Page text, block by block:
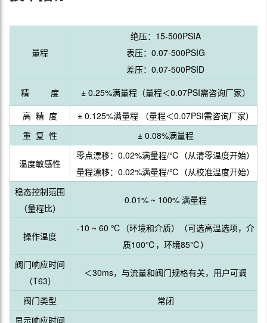
量程
绝压：15-500PSIA
表压：0.07-500PSIG
差压：0.07-500PSID
精 度
± 0.25%满量程（量程＜0.07PSI需咨询厂家）
高 精 度
± 0.125%满量程 （量程＜0.07PSI需咨询厂家）
重 复 性
± 0.08%满量程
温度敏感性
零点漂移：0.02%满量程/℃（从清零温度开始）
量程漂移：0.02%满量程/℃（从校准温度开始）
稳态控制范围
（量程比）
0.01% ~ 100% 满量程
操作温度
-10 ~ 60 ℃（环境和介质）（可选高温选项，介
质100℃，环境85℃）
阀门响应时间
（T63）
＜30ms，与流量和阀门规格有关，用户可调
阀门类型
常闭
显示响应时间